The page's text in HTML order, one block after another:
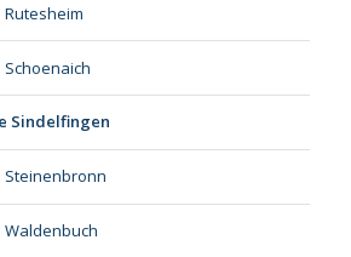
Sindelfingen